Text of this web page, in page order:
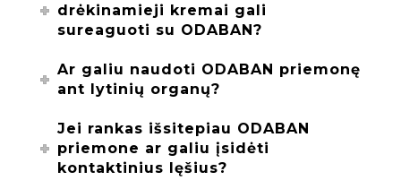
drėkinamieji kremai gali
sureaguoti su ODABAN?
Ar galiu naudoti ODABAN priemonę
ant lytinių organų?
Jei rankas išsitepiau ODABAN
priemone ar galiu įsidėti
kontaktinius lęšius?